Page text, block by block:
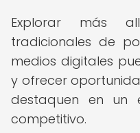
Explorar más
tradicionales de
medios digitales
y ofrecer
destaquen en un
competitivo.